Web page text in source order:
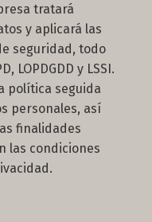
tratará
y aplicará las
seguridad, todo
LOPDGDD y LSSI.
política seguida
personales, así
finalidades
las condiciones